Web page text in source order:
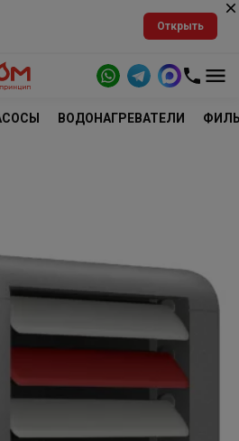
Открыть
ВОДОНАГРЕВАТЕЛИ